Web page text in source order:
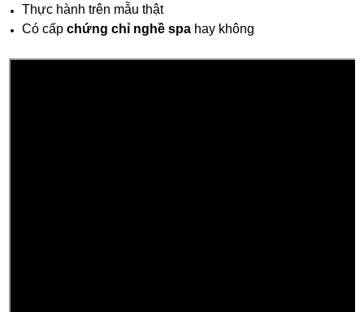
Thực hành trên mẫu thật
Có cấpchứng chỉ nghề spa hay không